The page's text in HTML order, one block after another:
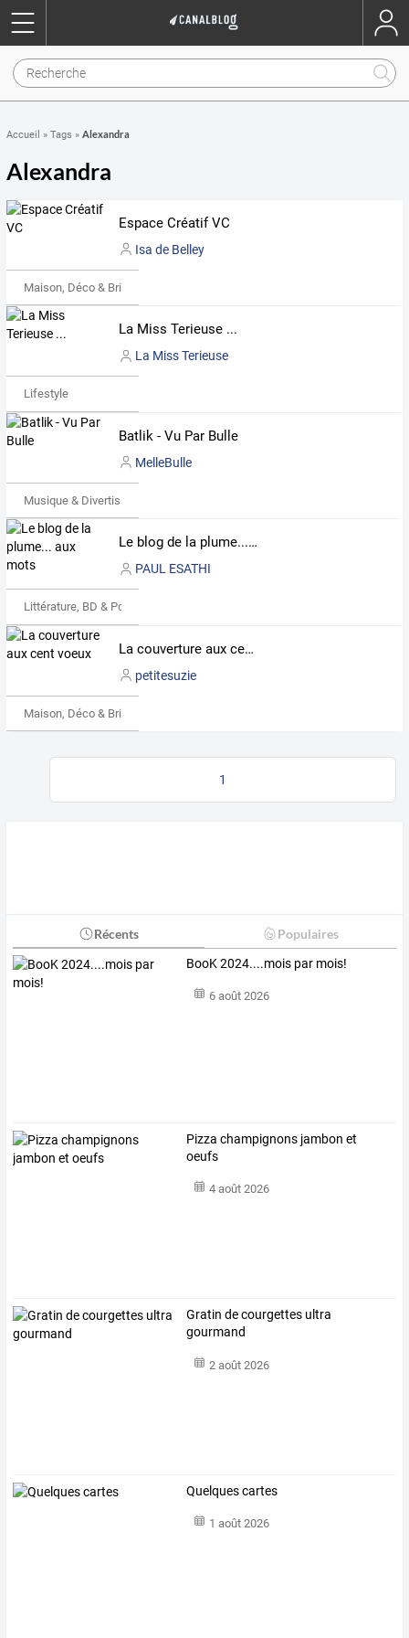
Accueil » Tags » Alexandra
Alexandra
Espace Créatif VC
Isa de Belley
Maison, Déco & Bricolage
La Miss Terieuse ...
La Miss Terieuse
Lifestyle
Batlik - Vu Par Bulle
MelleBulle
Musique & Divertissements
Le blog de la plume... aux mots
PAUL ESATHI
Littérature, BD & Poésie
La couverture aux cent voeux
petitesuzie
Maison, Déco & Bricolage
1
Récents Populaires
BooK 2024....mois par mois!
6 août 2026
Pizza champignons jambon et
oeufs
4 août 2026
Gratin de courgettes ultra
gourmand
2 août 2026
Quelques cartes
1 août 2026